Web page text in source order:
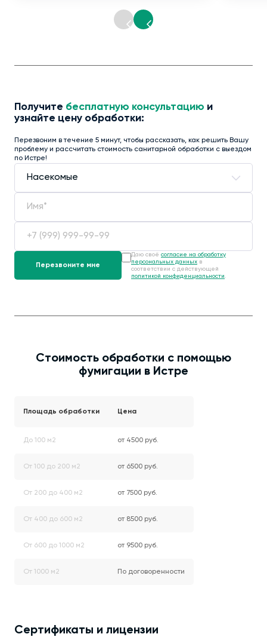
Получите бесплатную консультацию и
узнайте цену обработки:
Перезвоним в течение 5 минут, чтобы рассказать, как решить Вашу
проблему и рассчитать стоимость санитарной обработки с выездом
по Истре!
Даю своё согласие на обработку
персональных данных в
соответствии с действующей
политикой конфиденциальности .
Стоимость обработки с помощью
фумигации в Истре
Площадь обработки Цена
До 100 м2 от 4500 руб.
От 100 до 200 м2 от 6500 руб.
От 200 до 400 м2 от 7500 руб.
От 400 до 600 м2 от 8500 руб.
От 600 до 1000 м2 от 9500 руб.
От 1000 м2 По договоренности
Сертификаты и лицензии